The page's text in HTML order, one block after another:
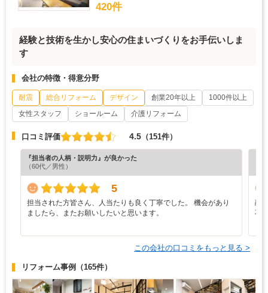
420件
経験と技術を生かし安心の住まいづくりをお手伝いしま
す
会社の特徴・得意分野
耐震 総合リフォーム デザイン 創業20年以上
1000件以上
女性スタッフ
ショールーム 介護リフォーム
口コミ評価 4.5 （151件）
『担当者の人柄・説明力』が良かった
（60代／男性）
5
担当された方皆さん、人当たりも良く丁寧でした。 機会があり
ましたら、またお願いしたいと思います。
融
不
この会社の口コミをもっと見る >
リフォーム事例 （165件）